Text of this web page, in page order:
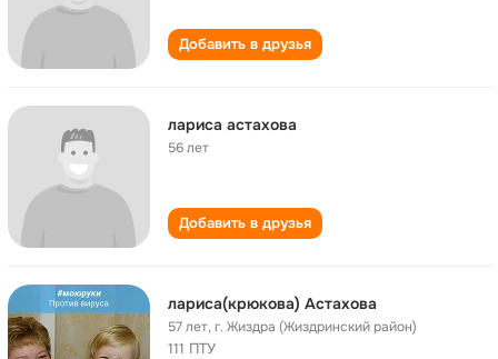
Добавить в друзья
лариса астахова
56 лет
Добавить в друзья
лариса(крюкова) Астахова
57 лет,г. Жиздра (Жиздринский район)
111 ПТУ